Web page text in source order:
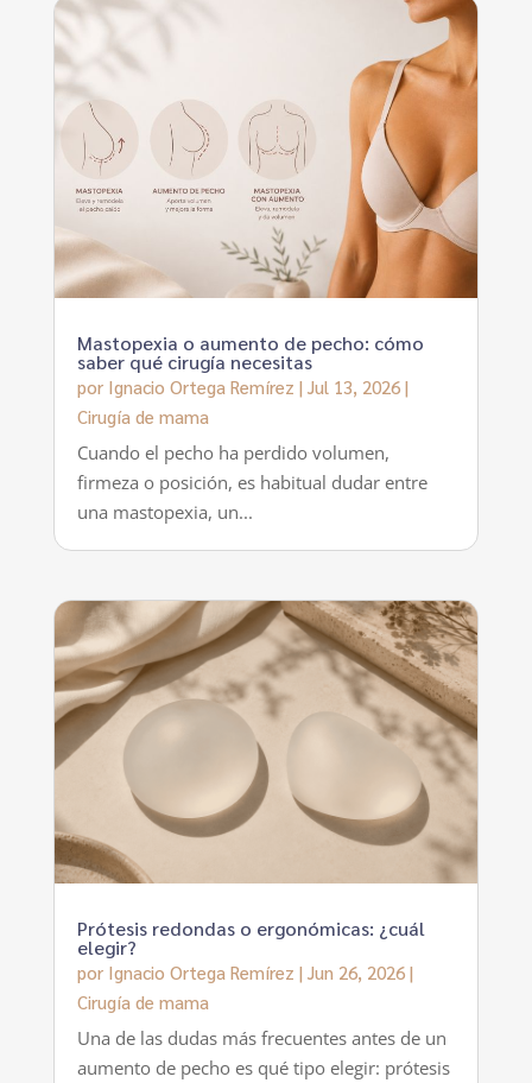
Mastopexia o aumento de pecho: cómo
saber qué cirugía necesitas
por Ignacio Ortega Remírez | Jul 13, 2026|
Cirugía de mama
Cuando el pecho ha perdido volumen,
firmeza o posición, es habitual dudar entre
una mastopexia, un...
Prótesis redondas o ergonómicas: ¿cuál
elegir?
por Ignacio Ortega Remírez | Jun 26, 2026|
Cirugía de mama
Una de las dudas más frecuentes antes de un
aumento de pecho es qué tipo elegir: prótesis